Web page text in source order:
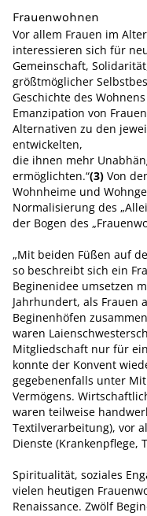
Frauenwohnen
Vor allem Frauen im
interessieren sich für
Gemeinschaft,
größtmöglicher
Geschichte des
Emanzipation von
Alternativen zu den
entwickelten,
die ihnen mehr
ermöglichten.“(3) Von
Wohnheime und
Normalisierung des
der Bogen des
„Mit beiden Füßen auf
so beschreibt sich ein
Beginenidee umsetzen
Jahrhundert, als Frauen
Beginenhöfen
waren
Mitgliedschaft nur für
konnte der Konvent
gegebenenfalls unter
Vermögens.
waren teilweise
Textilverarbeitung), vor
Dienste (Krankenpflege,
Spiritualität, soziales
vielen heutigen
Renaissance. Zwölf